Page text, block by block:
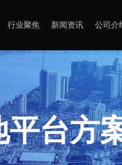
行业聚焦 新闻资讯 公司介
平台方